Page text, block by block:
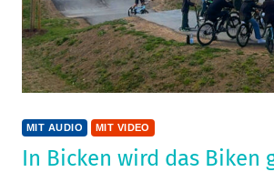
MIT AUDIO MIT VIDEO
In Bicken wird das Biken